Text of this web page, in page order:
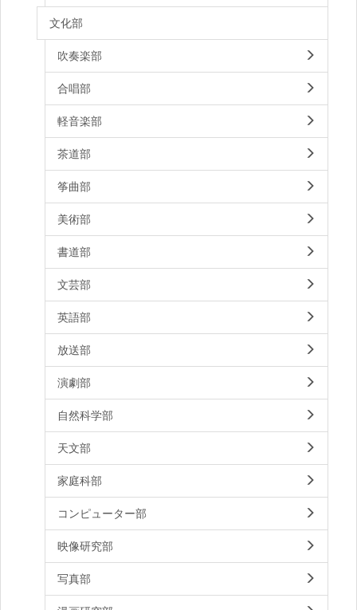
文化部
吹奏楽部
合唱部
軽音楽部
茶道部
筝曲部
美術部
書道部
文芸部
英語部
放送部
演劇部
自然科学部
天文部
家庭科部
コンピューター部
映像研究部
写真部